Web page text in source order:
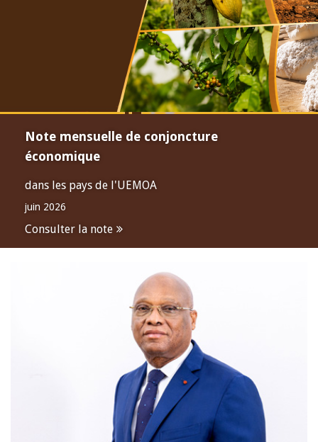
Note mensuelle de conjoncture
économique
dans les pays de l'UEMOA
juin 2026
Consulter la note